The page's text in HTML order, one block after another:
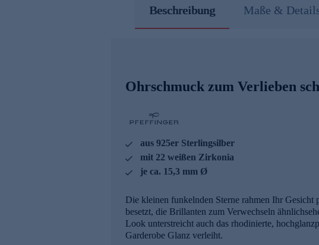
Beschreibung Maße &
Ohrschmuck zum Verlieben
aus 925er Sterlingsilber
mit 22 weißen Zirkonia
je ca. 15,3 mm Ø
Die kleinen funkelnden Sterne rahmen Ihr
besetzt, die Brillanten zum Verwechseln
Look unterstreicht auch das rhodinierte,
Garderobe Glanz verleiht.